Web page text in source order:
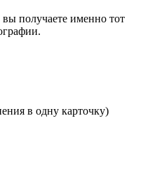
получаете именно тот
в одну карточку)